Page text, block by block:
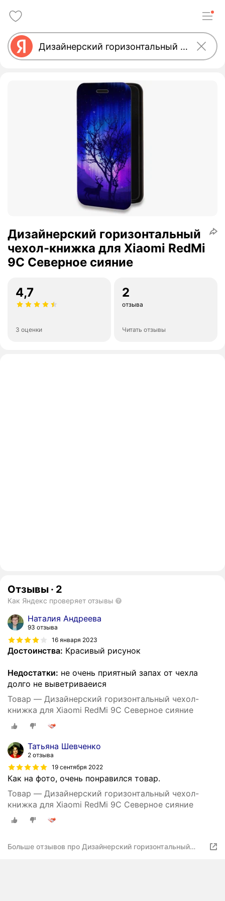
Дизайнерский горизонтальный
чехол-книжка для Xiaomi RedMi
9C Северное сияние
4,7
3 оценки
2
отзыва
Читать отзывы
Отзывы · 2
Как Яндекс проверяет отзывы
Наталия Андреева
93 отзыва
16 января 2023
Достоинства: Красивый рисунок
Недостатки: не очень приятный запах от чехла
долго не выветриваеися
Товар — Дизайнерский горизонтальный чехол-
книжка для Xiaomi RedMi 9C Северное сияние
Татьяна Шевченко
2 отзыва
19 сентября 2022
Как на фото, очень понравился товар.
Товар — Дизайнерский горизонтальный чехол-
книжка для Xiaomi RedMi 9C Северное сияние
Больше отзывов про Дизайнерский горизонтальный